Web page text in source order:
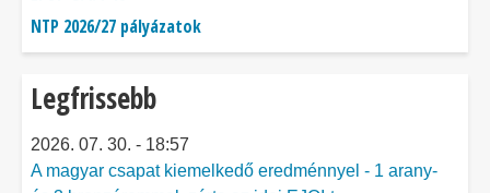
NTP 2026/27 pályázatok
Legfrissebb
2026. 07. 30. - 18:57
A magyar csapat kiemelkedő eredménnyel - 1 arany-